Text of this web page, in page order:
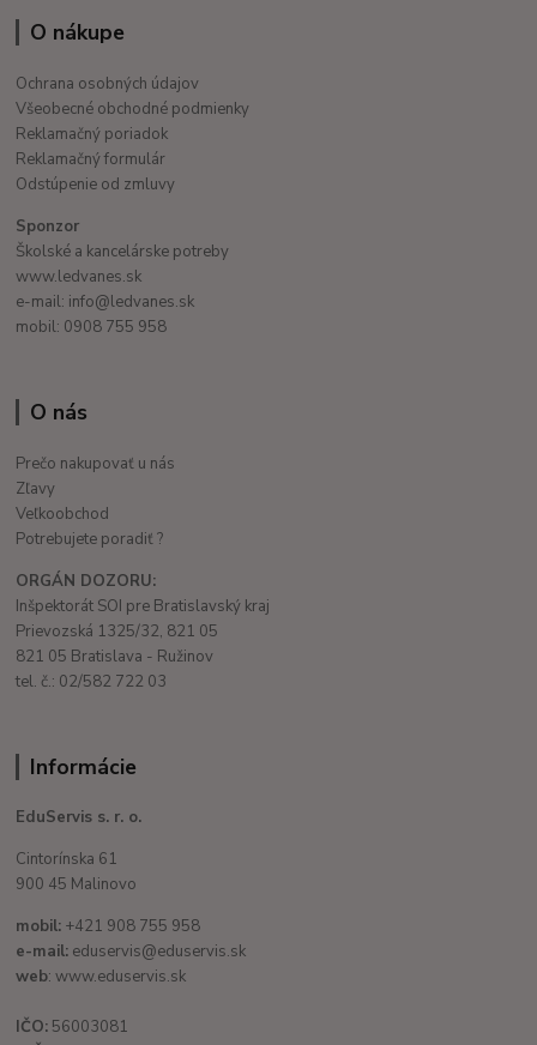
O nákupe
Ochrana osobných údajov
Všeobecné obchodné podmienky
Reklamačný poriadok
Reklamačný formulár
Odstúpenie od zmluvy
Sponzor
Školské a kancelárske potreby
www.ledvanes.sk
e-mail: info@ledvanes.sk
mobil: 0908 755 958
O nás
Prečo nakupovať u nás
Zľavy
Veľkoobchod
Potrebujete poradiť ?
ORGÁN DOZORU:
Inšpektorát SOI pre Bratislavský kraj
Prievozská 1325/32, 821 05
821 05 Bratislava - Ružinov
tel. č.: 02/582 722 03
Informácie
EduServis s. r. o.
Cintorínska 61
900 45 Malinovo
mobil: +421 908 755 958
e-mail: eduservis@eduservis.sk
web: www.eduservis.sk
IČO: 56003081